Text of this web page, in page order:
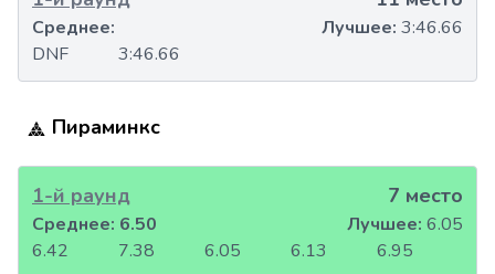
DNF 3:46.66
Среднее: Лучшее: 3:46.66
Пираминкс
1-й раунд 7 место
6.42 7.38 6.05 6.13 6.95
Среднее: 6.50 Лучшее: 6.05